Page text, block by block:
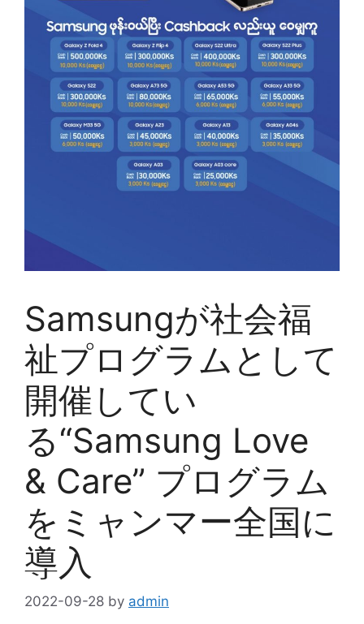
Samsungが社会福
祉プログラムとして
開催してい
る“Samsung Love
& Care” プログラム
をミャンマー全国に
導入
2022-09-28 by admin